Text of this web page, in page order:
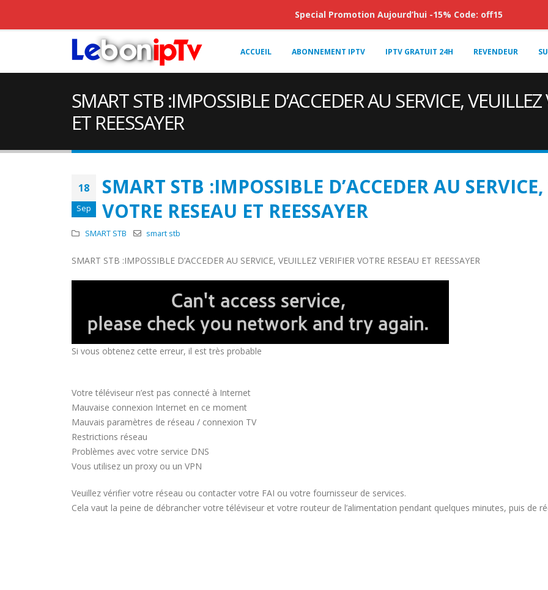
ACCUEIL ABONNEMENT IPTV IPTV GRATUIT 24H REVENDEUR
SMART STB :IMPOSSIBLE D’ACCEDER AU SERVICE,
ET REESSAYER
18
Sep
SMART STB :IMPOSSIBLE D’ACCEDER AU
VOTRE RESEAU ET REESSAYER
SMART STB smart stb
SMART STB :IMPOSSIBLE D’ACCEDER AU SERVICE, VEUILLEZ VERIFIER VOTRE RESEAU ET REESSAYER
Si vous obtenez cette erreur, il est très probable
Votre téléviseur n’est pas connecté à Internet
Mauvaise connexion Internet en ce moment
Mauvais paramètres de réseau / connexion TV
Restrictions réseau
Problèmes avec votre service DNS
Vous utilisez un proxy ou un VPN
Veuillez vérifier votre réseau ou contacter votre FAI ou votre fournisseur de services.
Cela vaut la peine de débrancher votre téléviseur et votre routeur de l’alimentation pendant quelques minutes, puis de
Special Promotion Aujourd’hui -15% Code: off15